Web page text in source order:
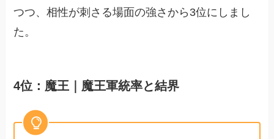
つつ、相性が刺さる場面の強さから3位にしまし
た。
4位：魔王｜魔王軍統率と結界